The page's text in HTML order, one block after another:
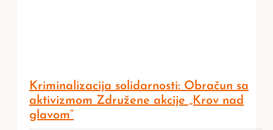
Kriminalizacija solidarnosti: Obračun sa
aktivizmom Združene akcije „Krov nad
glavom“